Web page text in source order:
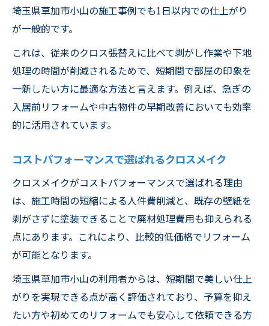
埼玉県草加市小山の施工事例でも1日以内での仕上がり
が一般的です。
これは、従来のクロス張替えに比べて剥がし作業や下地
処理の時間が削減されるためで、短期間で部屋の印象を
一新したい方に最適な方法と言えます。例えば、急ぎの
入居前リフォームや中古物件の早期改善においても効率
的に活用されています。
コストパフォーマンスで選ばれるクロスメイク
クロスメイクがコストパフォーマンスで選ばれる理由
は、施工時間の短縮による人件費削減と、既存の壁紙を
剥がさずに塗装できることで廃材処理費用も抑えられる
点にあります。これにより、比較的低価格でリフォーム
が可能となります。
埼玉県草加市小山の利用者からは、短期間で美しい仕上
がりを実現できる点が高く評価されており、予算を抑え
たい方や初めてのリフォームでも安心して依頼できる方